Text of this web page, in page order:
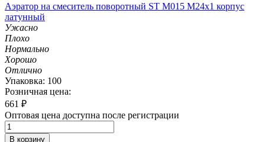
Аэратор на смеситель поворотный ST M015 M24х1 корпус
латунный
Ужасно
Плохо
Нормально
Хорошо
Отлично
Упаковка: 100
Розничная цена:
661 ₽
Оптовая цена доступна после регистрации
В корзину